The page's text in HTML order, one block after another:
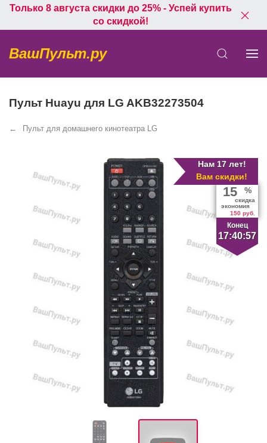
Только 8 августа скидки до 25% - Успей купить
со скидкой!
ВашПульт.ру
Пульт Huayu для LG AKB32273504
Пульт для домашнего кинотеатра LG
Нам 17 лет!
Вам скидки!
Конец
17:40:57
15 %
скидка
экономия
150 руб.